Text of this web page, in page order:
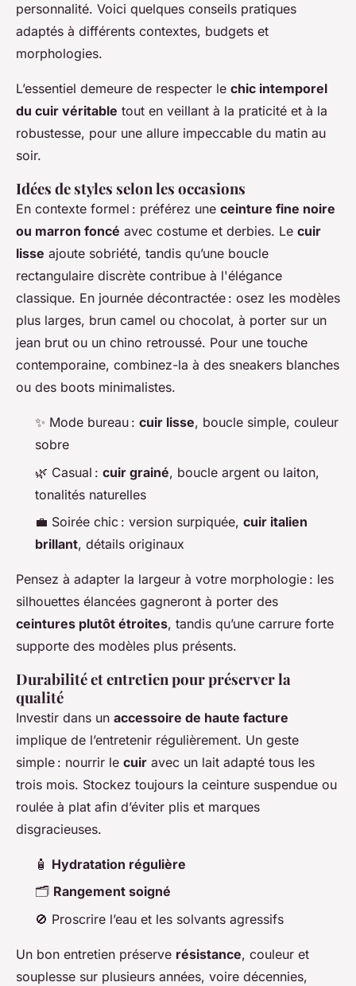
personnalité. Voici quelques conseils pratiques
adaptés à différents contextes, budgets et
morphologies.
L’essentiel demeure de respecter le chic intemporel
du cuir véritable tout en veillant à la praticité et à la
robustesse, pour une allure impeccable du matin au
soir.
Idées de styles selon les occasions
En contexte formel : préférez une ceinture fine noire
ou marron foncé avec costume et derbies. Le cuir
lisse ajoute sobriété, tandis qu’une boucle
rectangulaire discrète contribue à l'élégance
classique. En journée décontractée : osez les modèles
plus larges, brun camel ou chocolat, à porter sur un
jean brut ou un chino retroussé. Pour une touche
contemporaine, combinez-la à des sneakers blanches
ou des boots minimalistes.
✨ Mode bureau : cuir lisse, boucle simple, couleur
sobre
🌿 Casual : cuir grainé, boucle argent ou laiton,
tonalités naturelles
💼 Soirée chic : version surpiquée, cuir italien
brillant, détails originaux
Pensez à adapter la largeur à votre morphologie : les
silhouettes élancées gagneront à porter des
ceintures plutôt étroites, tandis qu’une carrure forte
supporte des modèles plus présents.
Durabilité et entretien pour préserver la
qualité
Investir dans un accessoire de haute facture
implique de l’entretenir régulièrement. Un geste
simple : nourrir le cuir avec un lait adapté tous les
trois mois. Stockez toujours la ceinture suspendue ou
roulée à plat afin d’éviter plis et marques
disgracieuses.
🧴 Hydratation régulière
🗂️ Rangement soigné
🚫 Proscrire l’eau et les solvants agressifs
Un bon entretien préserve résistance, couleur et
souplesse sur plusieurs années, voire décennies,